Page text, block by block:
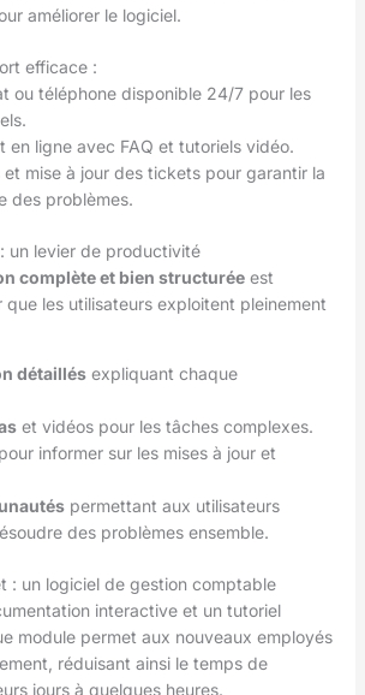
améliorer le logiciel.
efficace :
ou téléphone disponible 24/7 pour les
en ligne avec FAQ et tutoriels vidéo.
mise à jour des tickets pour garantir la
des problèmes.
un levier de productivité
complète et bien structuréeest
que les utilisateurs exploitent pleinement
détaillésexpliquant chaque
et vidéos pour les tâches complexes.
pour informer sur les mises à jour et
permettant aux utilisateurs
des problèmes ensemble.
: un logiciel de gestion comptable
interactive et un tutoriel
module permet aux nouveaux employés
réduisant ainsi le temps de
jours à quelques heures.